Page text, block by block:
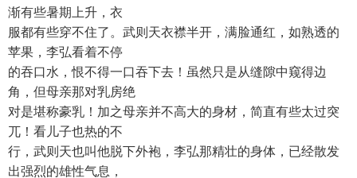
渐有些暑期上升，衣
服都有些穿不住了。武则天衣襟半开，满脸通红，如熟透的
苹果，李弘看着不停
的吞口水，恨不得一口吞下去！虽然只是从缝隙中窥得边
角，但母亲那对乳房绝
对是堪称豪乳！加之母亲并不高大的身材，简直有些太过突
兀！看儿子也热的不
行，武则天也叫他脱下外袍，李弘那精壮的身体，已经散发
出强烈的雄性气息，